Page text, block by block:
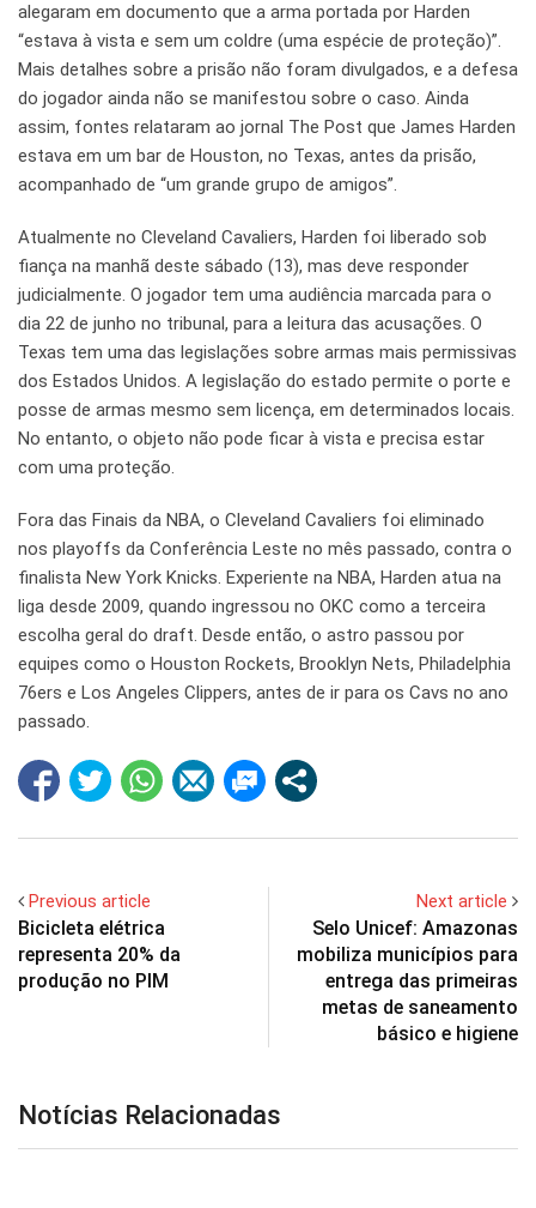
alegaram em documento que a arma portada por Harden
“estava à vista e sem um coldre (uma espécie de proteção)”.
Mais detalhes sobre a prisão não foram divulgados, e a defesa
do jogador ainda não se manifestou sobre o caso. Ainda
assim, fontes relataram ao jornal The Post que James Harden
estava em um bar de Houston, no Texas, antes da prisão,
acompanhado de “um grande grupo de amigos”.
Atualmente no Cleveland Cavaliers, Harden foi liberado sob
fiança na manhã deste sábado (13), mas deve responder
judicialmente. O jogador tem uma audiência marcada para o
dia 22 de junho no tribunal, para a leitura das acusações. O
Texas tem uma das legislações sobre armas mais permissivas
dos Estados Unidos. A legislação do estado permite o porte e
posse de armas mesmo sem licença, em determinados locais.
No entanto, o objeto não pode ficar à vista e precisa estar
com uma proteção.
Fora das Finais da NBA, o Cleveland Cavaliers foi eliminado
nos playoffs da Conferência Leste no mês passado, contra o
finalista New York Knicks. Experiente na NBA, Harden atua na
liga desde 2009, quando ingressou no OKC como a terceira
escolha geral do draft. Desde então, o astro passou por
equipes como o Houston Rockets, Brooklyn Nets, Philadelphia
76ers e Los Angeles Clippers, antes de ir para os Cavs no ano
passado.
Previous article
Bicicleta elétrica
representa 20% da
produção no PIM
Next article
Selo Unicef: Amazonas
mobiliza municípios para
entrega das primeiras
metas de saneamento
básico e higiene
Notícias Relacionadas